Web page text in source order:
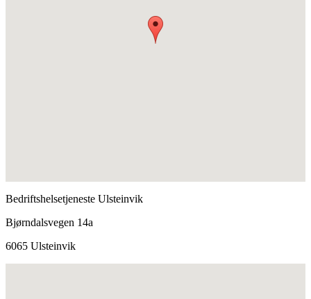
Bedriftshelsetjeneste Ulsteinvik
Bjørndalsvegen 14a
6065 Ulsteinvik